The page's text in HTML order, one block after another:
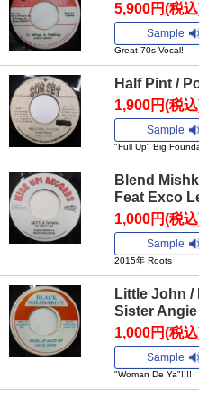
5,900円(税
Sample
Great 70s Vocal!
Half Pint /
1,900円(税
Sample
"Full Up" Big
Blend
Feat Exco
1,000円(税
Sample
2015年 Roots
Little John /
Sister
1,000円(税
Sample
"Woman De Ya"!!!!